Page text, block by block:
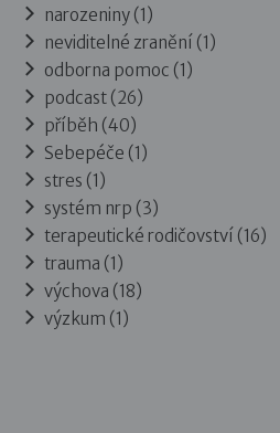
narozeniny (1)
neviditelné zranění (1)
odborna pomoc (1)
podcast (26)
příběh (40)
Sebepéče (1)
stres (1)
systém nrp (3)
terapeutické rodičovství (16)
trauma (1)
výchova (18)
výzkum (1)